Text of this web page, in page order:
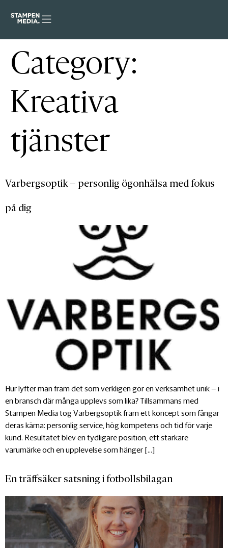
Category:
Kreativa
tjänster
Varbergsoptik – personlig ögonhälsa med fokus
på dig
Hur lyfter man fram det som verkligen gör en verksamhet unik – i
en bransch där många upplevs som lika? Tillsammans med
Stampen Media tog Varbergsoptik fram ett koncept som fångar
deras kärna: personlig service, hög kompetens och tid för varje
kund. Resultatet blev en tydligare position, ett starkare
varumärke och en upplevelse som hänger […]
En träffsäker satsning i fotbollsbilagan